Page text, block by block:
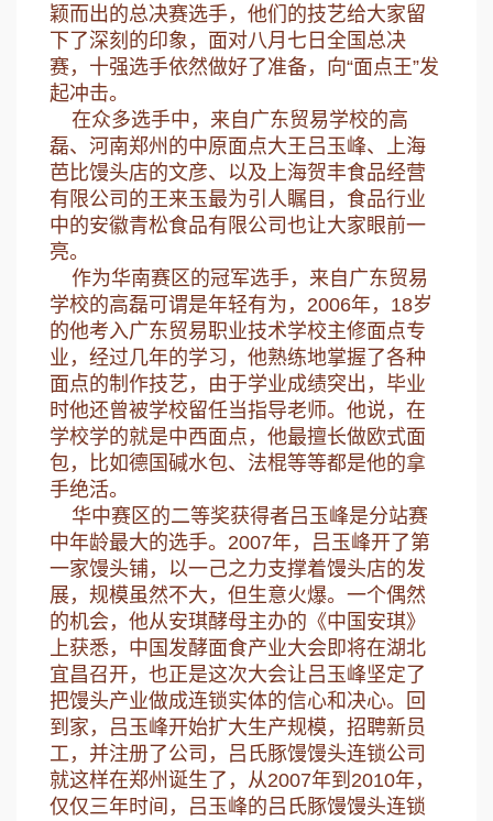
颖而出的总决赛选手，他们的技艺给大家留
下了深刻的印象，面对八月七日全国总决
赛，十强选手依然做好了准备，向“面点王”发
起冲击。
在众多选手中，来自广东贸易学校的高
磊、河南郑州的中原面点大王吕玉峰、上海
芭比馒头店的文彦、以及上海贺丰食品经营
有限公司的王来玉最为引人瞩目，食品行业
中的安徽青松食品有限公司也让大家眼前一
亮。
作为华南赛区的冠军选手，来自广东贸易
学校的高磊可谓是年轻有为，2006年，18岁
的他考入广东贸易职业技术学校主修面点专
业，经过几年的学习，他熟练地掌握了各种
面点的制作技艺，由于学业成绩突出，毕业
时他还曾被学校留任当指导老师。他说，在
学校学的就是中西面点，他最擅长做欧式面
包，比如德国碱水包、法棍等等都是他的拿
手绝活。
华中赛区的二等奖获得者吕玉峰是分站赛
中年龄最大的选手。2007年，吕玉峰开了第
一家馒头铺，以一己之力支撑着馒头店的发
展，规模虽然不大，但生意火爆。一个偶然
的机会，他从安琪酵母主办的《中国安琪》
上获悉，中国发酵面食产业大会即将在湖北
宜昌召开，也正是这次大会让吕玉峰坚定了
把馒头产业做成连锁实体的信心和决心。回
到家，吕玉峰开始扩大生产规模，招聘新员
工，并注册了公司，吕氏豚馒馒头连锁公司
就这样在郑州诞生了，从2007年到2010年，
仅仅三年时间，吕玉峰的吕氏豚馒馒头连锁